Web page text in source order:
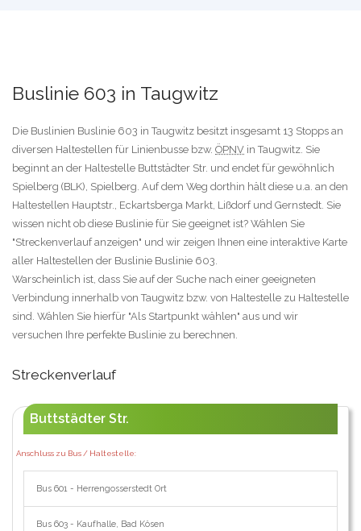
Buslinie 603 in Taugwitz
Die Buslinien Buslinie 603 in Taugwitz besitzt insgesamt 13 Stopps an
diversen Haltestellen für Linienbusse bzw. ÖPNV in Taugwitz. Sie
beginnt an der Haltestelle Buttstädter Str. und endet für gewöhnlich
Spielberg (BLK), Spielberg. Auf dem Weg dorthin hält diese u.a. an den
Haltestellen Hauptstr., Eckartsberga Markt, Lißdorf und Gernstedt. Sie
wissen nicht ob diese Buslinie für Sie geeignet ist? Wählen Sie
"Streckenverlauf anzeigen" und wir zeigen Ihnen eine interaktive Karte
aller Haltestellen der Buslinie Buslinie 603.
Warscheinlich ist, dass Sie auf der Suche nach einer geeigneten
Verbindung innerhalb von Taugwitz bzw. von Haltestelle zu Haltestelle
sind. Wählen Sie hierfür "Als Startpunkt wählen" aus und wir
versuchen Ihre perfekte Buslinie zu berechnen.
Streckenverlauf
Buttstädter Str.
Anschluss zu Bus / Haltestelle:
Bus 601 - Herrengosserstedt Ort
Bus 603 - Kaufhalle, Bad Kösen